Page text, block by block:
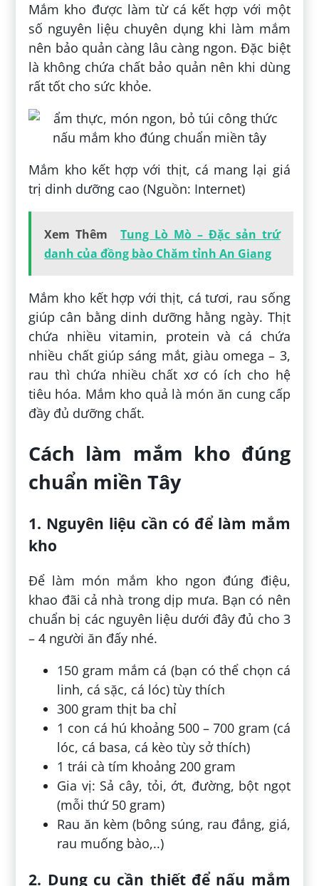
Mắm kho được làm từ cá kết hợp với một
số nguyên liệu chuyên dụng khi làm mắm
nên bảo quản càng lâu càng ngon. Đặc biệt
là không chứa chất bảo quản nên khi dùng
rất tốt cho sức khỏe.
Mắm kho kết hợp với thịt, cá mang lại giá
trị dinh dưỡng cao (Nguồn: Internet)
Xem Thêm
Tung Lò Mò – Đặc sản trứ
danh của đồng bào Chăm tỉnh An Giang
Mắm kho kết hợp với thịt, cá tươi, rau sống
giúp cân bằng dinh dưỡng hằng ngày. Thịt
chứa nhiều vitamin, protein và cá chứa
nhiều chất giúp sáng mắt, giàu omega – 3,
rau thì chứa nhiều chất xơ có ích cho hệ
tiêu hóa. Mắm kho quả là món ăn cung cấp
đầy đủ dưỡng chất.
Cách làm mắm kho đúng
chuẩn miền Tây
1. Nguyên liệu cần có để làm mắm
kho
Để làm món mắm kho ngon đúng điệu,
khao đãi cả nhà trong dịp mưa. Bạn có nên
chuẩn bị các nguyên liệu dưới đây đủ cho 3
– 4 người ăn đấy nhé.
150 gram mắm cá (bạn có thể chọn cá
linh, cá sặc, cá lóc) tùy thích
300 gram thịt ba chỉ
1 con cá hú khoảng 500 – 700 gram (cá
lóc, cá basa, cá kèo tùy sở thích)
1 trái cà tím khoảng 200 gram
Gia vị: Sả cây, tỏi, ớt, đường, bột ngọt
(mỗi thứ 50 gram)
Rau ăn kèm (bông súng, rau đắng, giá,
rau muống bào,..)
2. Dụng cụ cần thiết để nấu mắm